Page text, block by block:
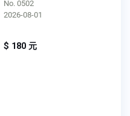
No. 0502
2026-08-01
$ 180 元